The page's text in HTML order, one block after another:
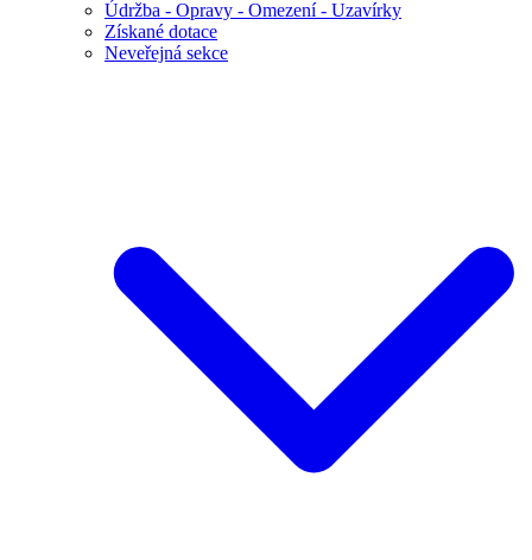
Údržba - Opravy - Omezení - Uzavírky
Získané dotace
Neveřejná sekce